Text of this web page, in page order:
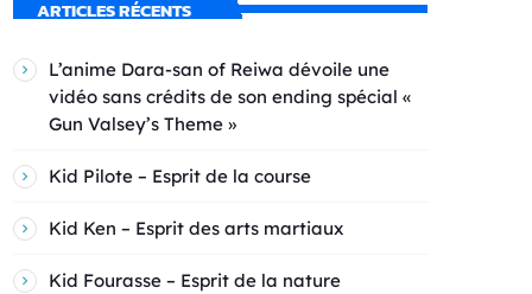
ARTICLES RÉCENTS
L’anime Dara-san of Reiwa dévoile une
vidéo sans crédits de son ending spécial «
Gun Valsey’s Theme »
Kid Pilote – Esprit de la course
Kid Ken – Esprit des arts martiaux
Kid Fourasse – Esprit de la nature